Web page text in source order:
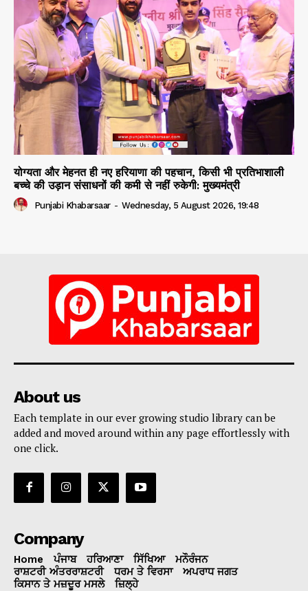
योग्यता और मेहनत ही नए हरियाणा की पहचान, किसी भी प्रतिभाशाली
बच्चे की उड़ान संसाधनों की कमी से नहीं रुकेगी: मुख्यमंत्री
Punjabi Khabarsaar - Wednesday, 5 August 2026, 19:48
About us
Each template in our ever growing studio library can be
added and moved around within any page effortlessly with
one click.
Company
Home ਪੰਜਾਬ ਹਰਿਆਣਾ ਸਿੱਖਿਆ
ਮਨੌਰੰਜਨ
ਰਾਸ਼ਟਰੀ ਅੰਤਰਰਾਸ਼ਟਰੀ
ਧਰਮ ਤੇ ਵਿਰਸਾ
ਅਪਰਾਧ ਜਗਤ
ਕਿਸਾਨ ਤੇ ਮਜ਼ਦੂਰ ਮਸਲੇ
ਜ਼ਿਲ੍ਹੇ